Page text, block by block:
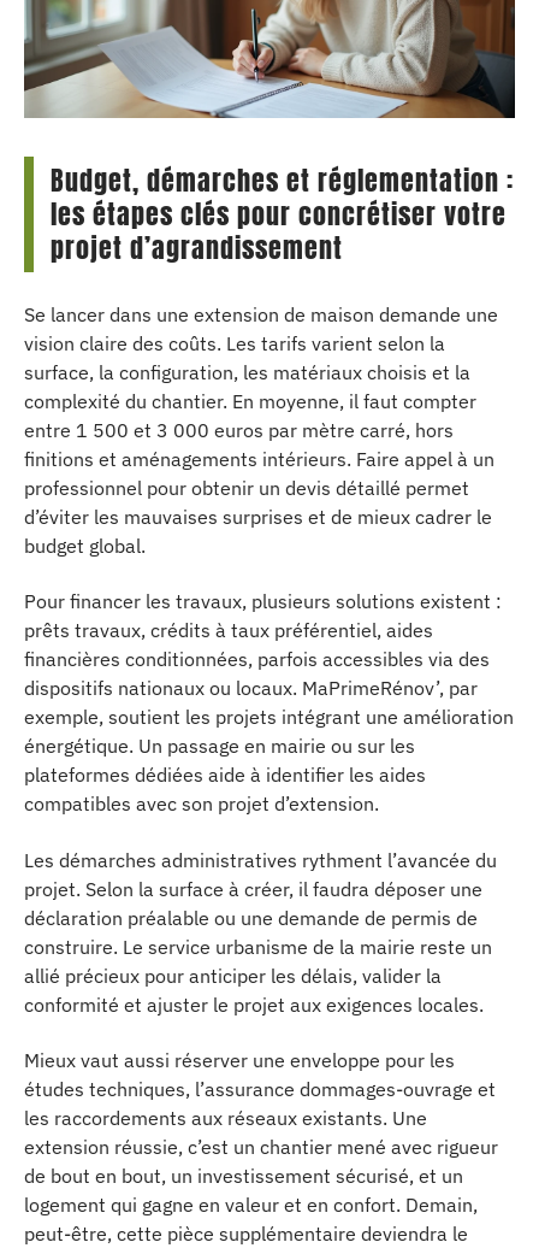
Budget, démarches et réglementation :
les étapes clés pour concrétiser votre
projet d’agrandissement
Se lancer dans une extension de maison demande une
vision claire des coûts. Les tarifs varient selon la
surface, la configuration, les matériaux choisis et la
complexité du chantier. En moyenne, il faut compter
entre 1 500 et 3 000 euros par mètre carré, hors
finitions et aménagements intérieurs. Faire appel à un
professionnel pour obtenir un devis détaillé permet
d’éviter les mauvaises surprises et de mieux cadrer le
budget global.
Pour financer les travaux, plusieurs solutions existent :
prêts travaux, crédits à taux préférentiel, aides
financières conditionnées, parfois accessibles via des
dispositifs nationaux ou locaux. MaPrimeRénov’, par
exemple, soutient les projets intégrant une amélioration
énergétique. Un passage en mairie ou sur les
plateformes dédiées aide à identifier les aides
compatibles avec son projet d’extension.
Les démarches administratives rythment l’avancée du
projet. Selon la surface à créer, il faudra déposer une
déclaration préalable ou une demande de permis de
construire. Le service urbanisme de la mairie reste un
allié précieux pour anticiper les délais, valider la
conformité et ajuster le projet aux exigences locales.
Mieux vaut aussi réserver une enveloppe pour les
études techniques, l’assurance dommages-ouvrage et
les raccordements aux réseaux existants. Une
extension réussie, c’est un chantier mené avec rigueur
de bout en bout, un investissement sécurisé, et un
logement qui gagne en valeur et en confort. Demain,
peut-être, cette pièce supplémentaire deviendra le